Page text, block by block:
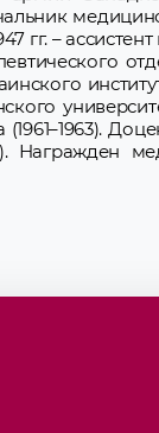
гг. –
Награжден